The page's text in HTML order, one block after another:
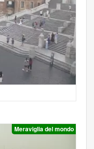
Meraviglia del mondo